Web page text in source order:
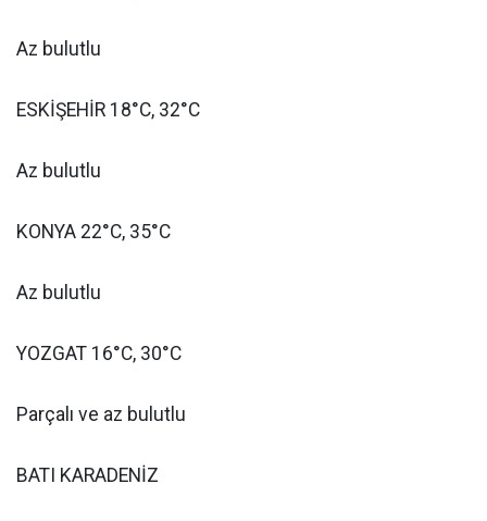
Az bulutlu
ESKİŞEHİR 18°C, 32°C
Az bulutlu
KONYA 22°C, 35°C
Az bulutlu
YOZGAT 16°C, 30°C
Parçalı ve az bulutlu
BATI KARADENİZ